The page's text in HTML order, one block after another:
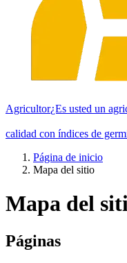
Agricultor¿Es usted un
calidad con índices de
Página de inicio
Mapa del sitio
Mapa del
Páginas